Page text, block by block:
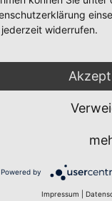
anderen kürzer sein.
eintragen lassen
nach Markus
ist nicht
Chancen zur
an dem ein Schild
die Eintragung Eurer
unterlegen.
widerrufen.
Powered by
Impressum